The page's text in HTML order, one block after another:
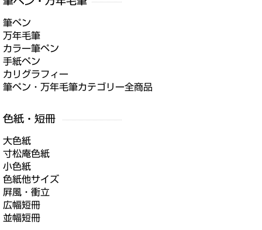
筆ペン
万年毛筆
カラー筆ペン
手紙ペン
カリグラフィー
筆ペン・万年毛筆カテゴリー全商品
大色紙
寸松庵色紙
小色紙
色紙他サイズ
屛風・衝立
広幅短冊
並幅短冊